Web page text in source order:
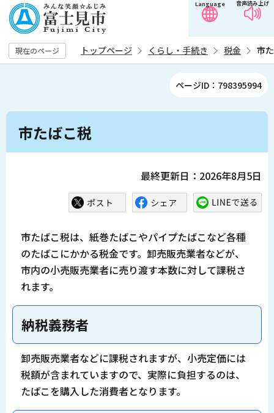
の
ペ
ー
す
音声読み上げ
Language
現在のページ トップページ くらし・手続き 税金 市
ページID：798395994
本
市たばこ税
最終更新日：2026年8月5日
市たばこ税は、紙巻たばこやパイプたばこなど各種
のたばこにかかる税金です。卸売販売業者などが、
市内の小売販売業者に売り渡す本数に対して課税さ
れます。
納税義務者
卸売販売業者などに課税されますが、小売定価には
税額が含まれていますので、実際に負担するのは、
たばこを購入した消費者となります。